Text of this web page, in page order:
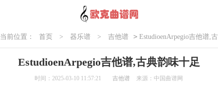
当前位置： 首页 > 器乐谱 > 吉他谱 > EstudioenArpegio吉他谱,古
EstudioenArpegio吉他谱,古典韵味十足
时间：2025-03-10 11:57:21 吉他谱 来源：中国曲谱网